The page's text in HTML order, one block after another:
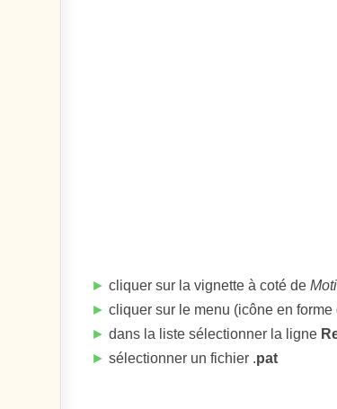
► cliquer sur la vignette à coté de
► cliquer sur le menu (icône en forme
► dans la liste sélectionner la ligne
► sélectionner un fichier .pat